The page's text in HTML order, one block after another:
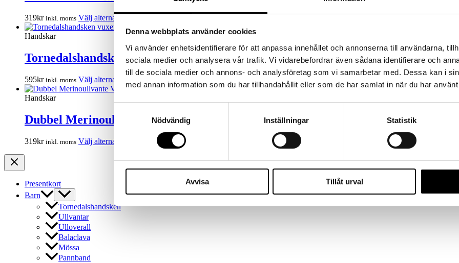
Denna webbplats använder cookies
Vi använder enhetsidentifierare för att anpassa innehållet och annonserna till användarna,
sociala medier och analysera vår trafik. Vi vidarebefordrar även sådana identifierare och
till de sociala medier och annons- och analysföretag som vi samarbetar med. Dessa kan i
med annan information som du har tillhandahållit eller som de har samlat in när du har
Nödvändig
Inställningar Statistik
Avvisa Tillåt urval
De
alternativen
väljas
på
319kr inkl. moms Välj alternativ Den
produkten
har
varianter.
De
olika
Handskar
Tornedalshandsken vuxen svart med dubbla resår
595kr inkl. moms Välj alternativ
här
varianter.
kan
väljas
Handskar
Dubbel Merinoullvante Vuxen Mörkblå (100% Merinoull)
319kr inkl. moms Välj alternativ
produkten
har
De
olika
Presentkort
Barn
Tornedalshandsken
Ullvantar
Ulloverall
Balaclava
Mössa
Pannband